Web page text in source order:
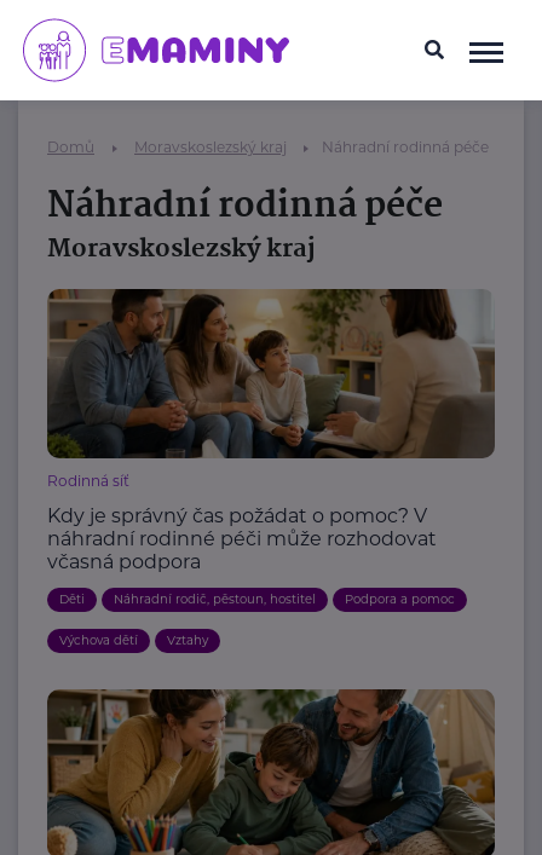
Domů Moravskoslezský kraj Náhradní rodinná péče
Náhradní rodinná péče
Moravskoslezský kraj
Rodinná síť
Kdy je správný čas požádat o pomoc? V
náhradní rodinné péči může rozhodovat
včasná podpora
Děti Náhradní rodič, pěstoun, hostitel Podpora a pomoc
Výchova dětí Vztahy